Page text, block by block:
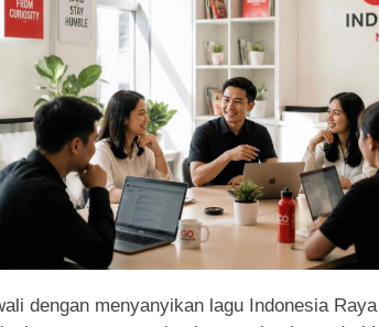
dengan menyanyikan lagu Indonesia